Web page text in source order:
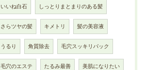
いいね白石 しっとりまとまりのある髪
さらツヤの髪 キメトリ 髪の美容液
うるり 角質除去 毛穴スッキリパック
毛穴のエステ たるみ最善 美肌になりたい